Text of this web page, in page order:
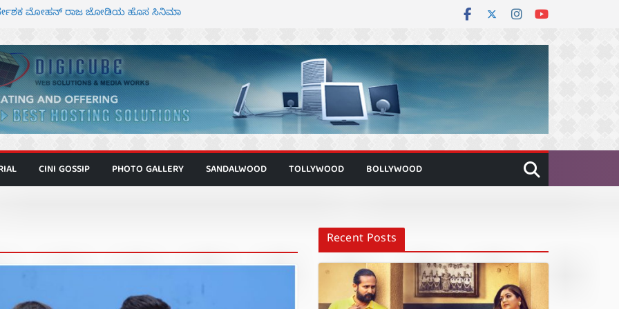
ಮೋಹನ್ ರಾಜ ಜೋಡಿಯ ಹೊಸ ಸಿನಿಮಾ
ಅಜೇಯಂ” ಹಾಡಿದ ದೃಶ್ಯ ವೈಭವ
ಶಿವಣ್ಣ ಅಭಿನಯದ ‘ಬಾಸ್’ ಚಿತ್ರ ತೆರೆಗೆ
ಮಿತ್ರ ಅಭಿನಯದ “ಮಹಾನ್” ಫಸ್ಟ್ ಲುಕ್
CINI GOSSIP PHOTO GALLERY SANDALWOOD TOLLYWOOD BOLLYWOOD
Recent Posts